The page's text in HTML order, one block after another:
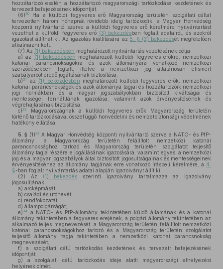
hozzátartozó esetén a hozzátartozó magyarországi tartózkodása kezdetének és
tervezett befejezésének időpontját.
(6) 30
Ha a külföldi fegyveres erő Magyarország területén szolgálati céllal
tervezetten három hónapnál rövidebb ideig tartózkodik, a Magyar Honvédség
központi nyilvántartó szerve a külföldi fegyveres erő kérelmére nyilvántartást
vezethet a külföldi fegyveres erő (3) bekezdésben foglalt adatairól, és azokról
igazolást állíthat ki. Az igazolás kiállítására az 5. § (3) bekezdését megfelelően
alkalmazni kell.
(7) Az (1) bekezdésben meghatározott nyilvántartás vezetésének célja:
a) az (1) bekezdésben meghatározott külföldi fegyveres erőkre, nemzetközi
katonai parancsnokságokra és azok állományára vonatkozó nemzetközi
szerződésekben foglalt, illetve a nemzetközi jog általánosan elismert
szabályaiból eredő jogállásának biztosítása,
b) 31 az (1) bekezdésben meghatározott külföldi fegyveres erők, nemzetközi
katonai parancsnokságok és azok állománya tagjai és hozzátartozóik nemzetközi
jogi normákban és a magyar jogszabályokban biztosított kiváltságai és
mentességei fennálltának igazolása, valamint azok érvényesítésének és
végrehajtásának biztosítása,
c) 32
Magyarországnak a külföldi fegyveres erők Magyarország területén
történő tartózkodásával összefüggő honvédelmi és nemzetbiztonsági védelmének
hatékony ellátása.
5. § (1) 33 A Magyar Honvédség központi nyilvántartó szerve a NATO- és PfP-
állomány, a Magyarország területén felállított nemzetközi katonai
parancsnoksághoz tartozó és Magyarország területén szolgálatot teljesítő
állomány tagja részére e jogállásának igazolására, valamint egyes, a nemzetközi
jog és a magyar jogszabályok által biztosított jogosultságainak és mentességeinek
érvényesítéséhez az állomány tagjának erre vonatkozó írásbeli kérelmére, a 4.
§-ban foglalt nyilvántartás adatai alapján igazolványt állít ki.
(2) Az (1) bekezdés szerinti igazolvány tartalmazza az igazolvány
jogosultjának:
a) arcképmását,
b) családi és utónevét,
c) rendfokozatát,
d) állampolgárságát,
e) 34
a NATO- és PfP-állomány tekintetében küldő államának és a katonai
állomány tekintetében a fegyveres erejének, a polgári állomány tekintetében az
alkalmazó teljes megnevezését, a Magyarország területén felállított nemzetközi
katonai parancsnokságokhoz tartozó és a Magyarország területén szolgálatot
teljesítő állomány tagja tekintetében a nemzetközi katonai parancsnokság
megnevezését,
f) a szolgálati célú tartózkodás kezdetének és tervezett befejezésének
időpontját,
g) a szolgálati célú tartózkodás ideje alatti magyarországi elhelyezési
helyének címét.